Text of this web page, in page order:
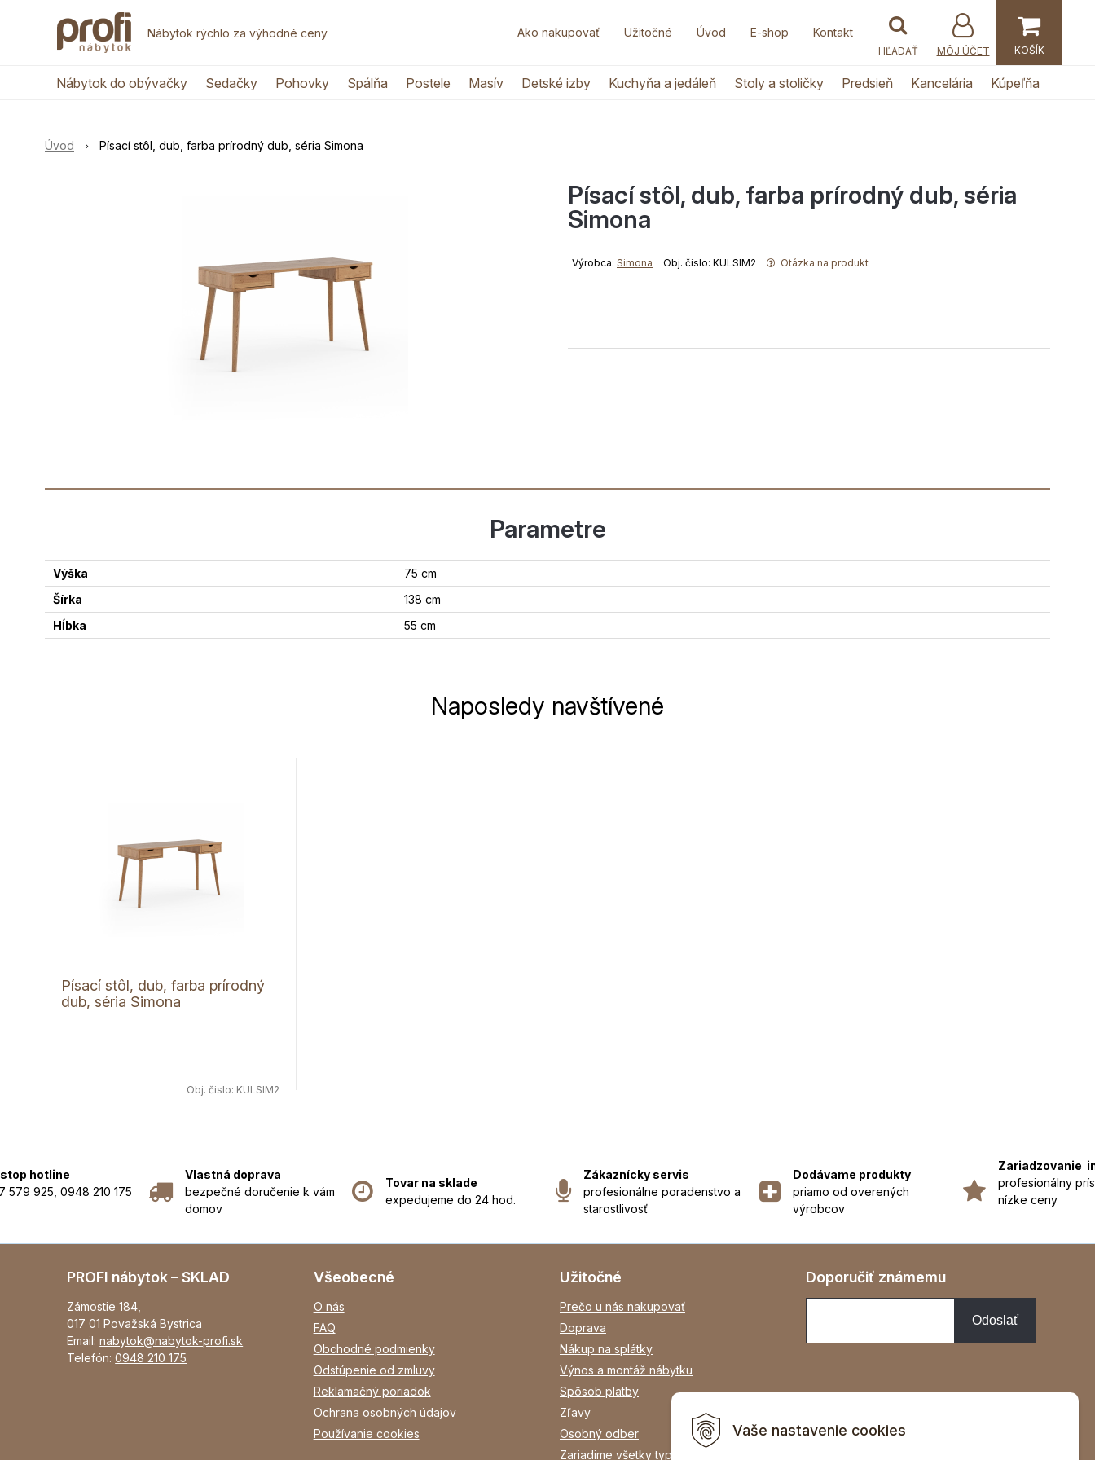
Vaše nastavenie cookies
Nábytok rýchlo za výhodné ceny Ako nakupovať Užitočné Úvod E-shop Kontakt
MÔJ ÚČET
Nábytok do obývačky Sedačky Pohovky Spálňa Postele Masív Detské izby Kuchyňa a jedáleň Stoly a stoličky Predsieň Kancelária Kúpeľňa
Úvod Písací stôl, dub, farba prírodný dub, séria Simona
Písací stôl, dub, farba prírodný dub, séria
Simona
Výrobca: Simona Obj. čislo: KULSIM2 Otázka na produkt
Parametre
Výška
75 cm
Šírka
138 cm
Hĺbka
55 cm
Naposledy navštívené
Písací stôl, dub, farba prírodný
dub, séria Simona
Obj. čislo: KULSIM2
hotline
579 925, 0948 210 175
Vlastná doprava
bezpečné doručenie k vám
domov
Tovar na sklade
expedujeme do 24 hod.
Zákaznícky servis
profesionálne poradenstvo a
starostlivosť
Dodávame produkty
priamo od overených
výrobcov
Zariadzovanie
profesionálny
nízke ceny
PROFI nábytok – SKLAD
Zámostie 184,
017 01 Považská Bystrica
Email:nabytok@nabytok-profi.sk
Telefón:0948 210 175
Všeobecné
O nás
FAQ
Obchodné podmienky
Odstúpenie od zmluvy
Reklamačný poriadok
Ochrana osobných údajov
Používanie cookies
Užitočné
Prečo u nás nakupovať
Doprava
Nákup na splátky
Výnos a montáž nábytku
Spôsob platby
Zľavy
Osobný odber
Zariadime všetky typy interiérov
Doporučiť známemu